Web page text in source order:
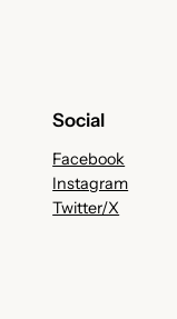
Social
Facebook
Instagram
Twitter/X